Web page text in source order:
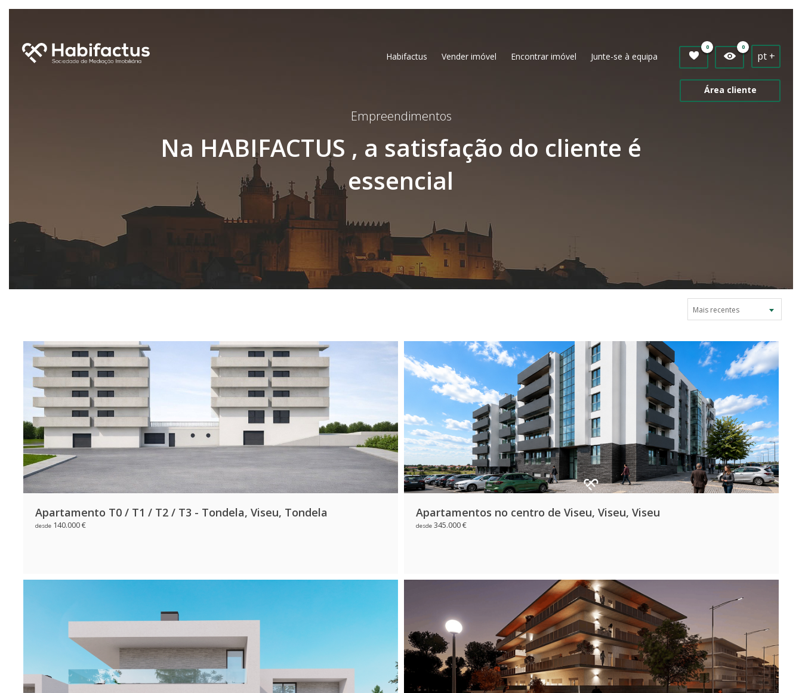
Habifactus Vender imóvel Encontrar imóvel Junte-se à equipa
0 0
Área cliente
pt +
Empreendimentos
Na HABIFACTUS , a satisfação do cliente é
essencial
Mais recentes
Apartamento T0 / T1 / T2 / T3 - Tondela, Viseu, Tondela
desde140.000 €
Apartamentos no centro de Viseu, Viseu, Viseu
desde345.000 €